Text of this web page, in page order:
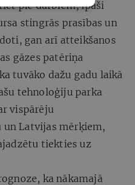
pie darbiem, īpaši
stingrās prasības un
gan arī atteikšanos
gāzes patēriņa
tuvāko dažu gadu laikā
tehnoloģiju parka
vispārēju
Latvijas mērķiem,
tiekties uz
ka nākamajā